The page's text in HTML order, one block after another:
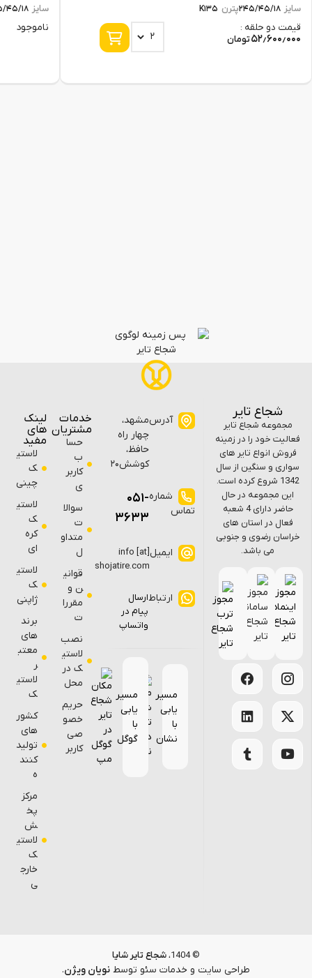
سایز 245/45/18پترن K135
قیمت دو حلقه :
52٫600٫000تومان
سایز 45/18
ناموجود
خدمات
مشتریان
حسا
ب
کاربر
ی
سوالا
ت
متداو
ل
قوانی
ن و
مقررا
ت
نصب
لاستی
ک در
محل
حریم
خصو
صی
کاربر
لینک
های
مفید
لاستی
ک
چینی
لاستی
ک
کره
ای
لاستی
ک
ژاپنی
برند
های
معتب
ر
لاستی
ک
کشور
های
تولید
کنند
ه
مرکز
پخ
ش
لاستی
ک
خارج
ی
شجاع تایر
مجموعه شجاع تایر
فعالیت خود را در زمینه
فروش انواع تایر های
سواری و سنگین از سال
1342 شروع کرده است.
این مجموعه در حال
حاضر دارای 4 شعبه
فعال در استان های
خراسان رضوی و جنوبی
می باشد.
آدرسمشهد،
چهار راه
حافظ،
کوشش۲۰
شماره
تماس
051-
3633
ایمیل info [at]
shojatire.com
ارتباطارسال
پیام در
واتساپ
مسیر
یابی
با
نشان
مسیر
یابی
با
گوگل
© 1404، شجاع تایر شایا
طراحی سایت و خدمات سئو توسط نویان ویژن.